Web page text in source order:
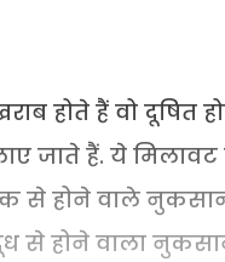
होते हैं वो
जाते हैं. ये मिलावट
से होने वाले
से होने वाला